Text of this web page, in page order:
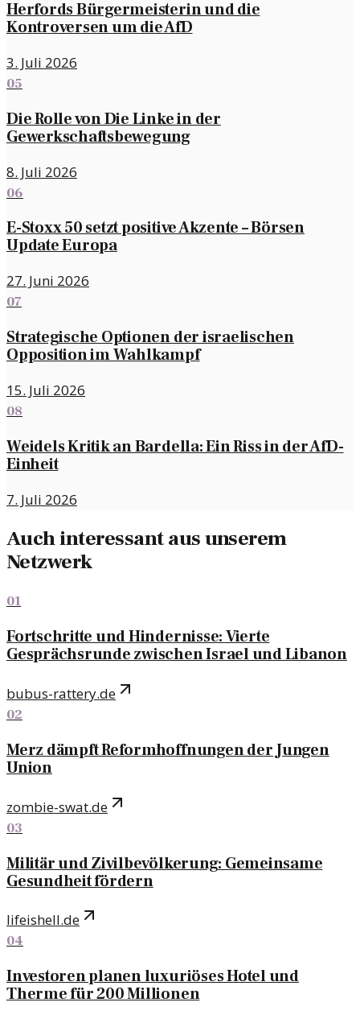
Herfords Bürgermeisterin und die
Kontroversen um die AfD
3. Juli 2026
05
Die Rolle von Die Linke in der
Gewerkschaftsbewegung
8. Juli 2026
06
E-Stoxx 50 setzt positive Akzente – Börsen
Update Europa
27. Juni 2026
07
Strategische Optionen der israelischen
Opposition im Wahlkampf
15. Juli 2026
08
Weidels Kritik an Bardella: Ein Riss in der AfD-
Einheit
7. Juli 2026
Auch interessant aus unserem
Netzwerk
01
Fortschritte und Hindernisse: Vierte
Gesprächsrunde zwischen Israel und Libanon
bubus-rattery.de
02
Merz dämpft Reformhoffnungen der Jungen
Union
zombie-swat.de
03
Militär und Zivilbevölkerung: Gemeinsame
Gesundheit fördern
lifeishell.de
04
Investoren planen luxuriöses Hotel und
Therme für 200 Millionen